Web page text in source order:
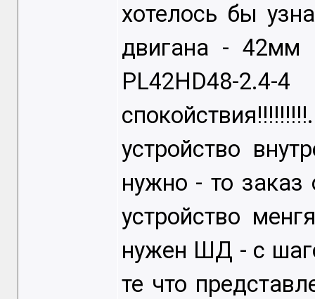
хотелось бы
двигана - 42мм
устройство
нужно - то
устройство
нужен ШД - с
те что